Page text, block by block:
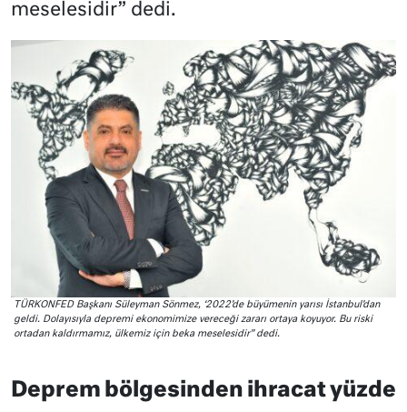
meselesidir” dedi.
TÜRKONFED Başkanı Süleyman Sönmez, ‘2022’de büyümenin yarısı İstanbul’dan
geldi. Dolayısıyla depremi ekonomimize vereceği zararı ortaya koyuyor. Bu riski
ortadan kaldırmamız, ülkemiz için beka meselesidir” dedi.
Deprem bölgesinden ihracat yüzde